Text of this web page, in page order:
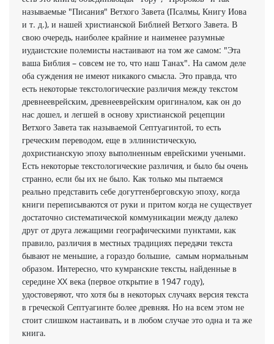
называемые "Писания" Ветхого Завета (Псалмы, Книгу Иова
и т. д.), и нашей христианской Библией Ветхого Завета. В
свою очередь, наиболее крайние и наименее разумные
иудаистские полемисты настаивают на том же самом: "Эта
ваша Библия – совсем не то, что наш Танах". На самом деле
оба суждения не имеют никакого смысла. Это правда, что
есть некоторые текстологические различия между текстом
древнееврейским, древнееврейским оригиналом, как он до
нас дошел, и легшей в основу христианской рецепции
Ветхого Завета так называемой Септуагинтой, то есть
греческим переводом, еще в эллинистическую,
дохристианскую эпоху выполненным еврейскими учеными.
Есть некоторые текстологические различия, и было бы очень
странно, если бы их не было. Как только мы пытаемся
реально представить себе догуттенберговскую эпоху, когда
книги переписываются от руки и притом когда не существует
достаточно систематической коммуникации между далеко
друг от друга лежащими географическими пунктами, как
правило, различия в местных традициях передачи текста
бывают не меньшие, а гораздо большие, самым нормальным
образом. Интересно, что кумранские тексты, найденные в
середине XX века (первое открытие в 1947 году),
удостоверяют, что хотя бы в некоторых случаях версия текста
в греческой Септуагинте более древняя. Но на всем этом не
стоит слишком настаивать, и в любом случае это одна и та же
книга.